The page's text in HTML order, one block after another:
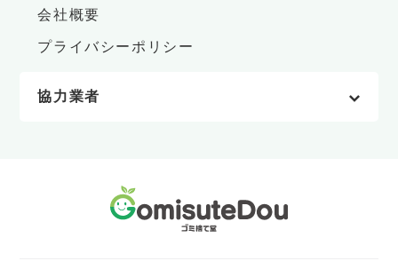
会社概要
プライバシーポリシー
協力業者